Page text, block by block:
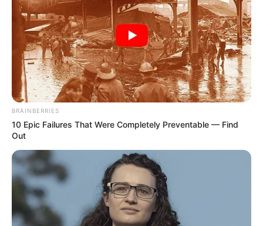
DNA Analysis Revealed The Sick Truth About
Ancient Vikings
BRAINBERRIES
BRAINBERRIES
10 Epic Failures That Were Completely Preventable — Find
Out